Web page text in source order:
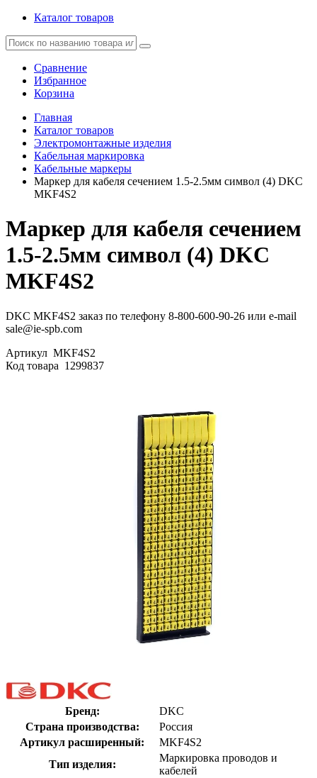
Каталог товаров
Сравнение
Избранное
Корзина
Главная
Каталог товаров
Электромонтажные изделия
Кабельная маркировка
Кабельные маркеры
Маркер для кабеля сечением 1.5-2.5мм символ (4) DKC
MKF4S2
Маркер для кабеля сечением
1.5-2.5мм символ (4) DKC
MKF4S2
DKC MKF4S2 заказ по телефону 8-800-600-90-26 или e-mail
sale@ie-spb.com
Артикул MKF4S2
Код товара 1299837
Бренд:
DKC
Страна производства:
Россия
Артикул расширенный:
MKF4S2
Тип изделия:
Маркировка проводов и
кабелей